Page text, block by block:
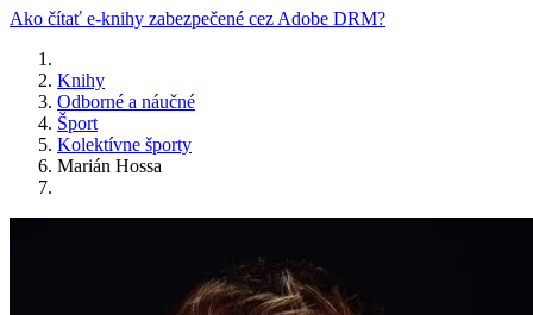
Ako čítať e-knihy zabezpečené cez Adobe DRM?
Knihy
Odborné a náučné
Šport
Kolektívne športy
Marián Hossa